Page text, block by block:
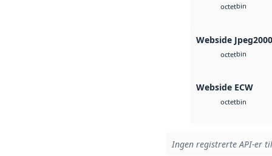
octetbin
Webside Jpeg2000
octetbin
Webside ECW
octetbin
Ingen registrerte API-er